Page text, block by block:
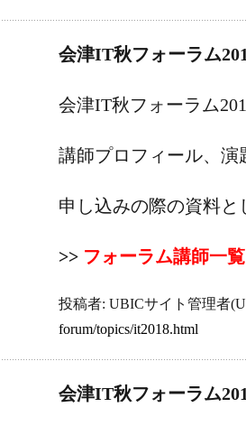
会津IT秋フォーラム
会津IT秋フォーラム
講師プロフィール、
申し込みの際の資料
>> フォーラム講師一覧
投稿者: UBICサイト管理者
forum/topics/it2018.html
会津IT秋フォーラム